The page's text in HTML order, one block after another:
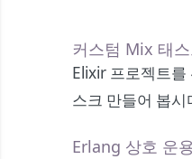
커스텀 Mix 태
Elixir 프로젝트를
스크 만들어 봅시
Erlang 상호 운